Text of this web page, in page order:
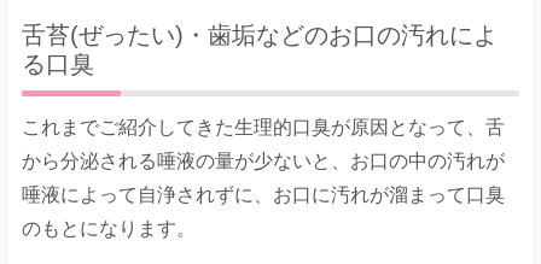
舌苔(ぜったい)・歯垢などのお口の汚れによ
る口臭
これまでご紹介してきた生理的口臭が原因となって、舌
から分泌される唾液の量が少ないと、お口の中の汚れが
唾液によって自浄されずに、お口に汚れが溜まって口臭
のもとになります。